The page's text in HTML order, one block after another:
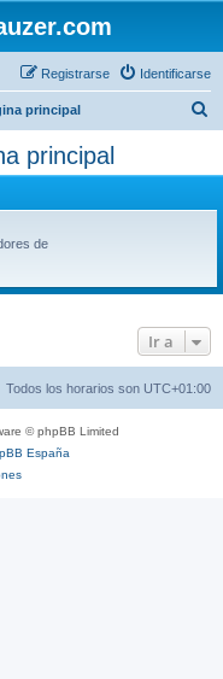
Identificarse
Registrarse
principal
principal
de
Ir a
Todos los horarios son UTC+01:00
© phpBB Limited
España